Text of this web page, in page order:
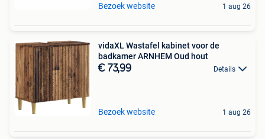
Bezoek website 1 aug 26
vidaXL Wastafel kabinet voor de
badkamer ARNHEM Oud hout
€ 73,99 Details
Bezoek website 1 aug 26